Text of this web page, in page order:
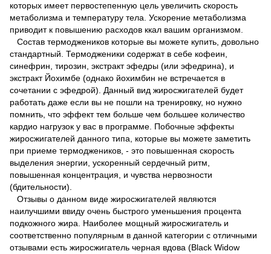
которых имеет первостепенную цель увеличить скорость
метаболизма и температуру тела. Ускорение метаболизма
приводит к повышению расходов ккал вашим организмом.
Состав термоджеников которые вы можете купить, довольно
стандартный. Термодженики содержат в себе кофеин,
синефрин, тирозин, экстракт эфедры (или эфедрина), и
экстракт Йохимбе (однако йохимбин не встречается в
сочетании с эфедрой). Данный вид жиросжигателей будет
работать даже если вы не пошли на тренировку, но нужно
помнить, что эффект тем больше чем большее количество
кардио нагрузок у вас в программе. Побочные эффекты
жиросжигателей данного типа, которые вы можете заметить
при приеме термоджеников, - это повышенная скорость
выделения энергии, ускоренный сердечный ритм,
повышенная концентрация, и чувства нервозности
(бдительности).
Отзывы о данном виде жиросжигателей являются
наилучшими ввиду очень быстрого уменьшения процента
подкожного жира. Наиболее мощный жиросжигатель и
соответственно популярным в данной категории с отличными
отзывами есть жиросжигатель черная вдова (Black Widow